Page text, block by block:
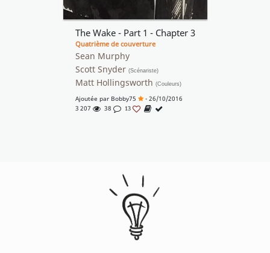
The Wake - Part 1 - Chapter 3
Quatrième de couverture
Sean Murphy
Scott Snyder (Scénariste)
Matt Hollingsworth (Couleurs)
Ajoutée par Bobby75
- 26/10/2016
3 207
38 13